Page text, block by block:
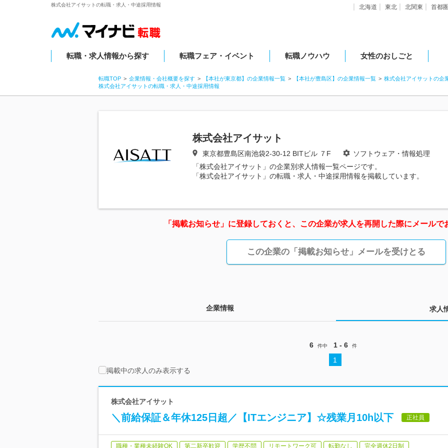
株式会社アイサットの転職・求人・中途採用情報 北海道 東北 北関東 首都
転職・求人情報から探す 転職フェア・イベント 転職ノウハウ 女性のおしごと
転職TOP 企業情報・会社概要を探す 【本社が東京都】の企業情報一覧 【本社が豊島区】の企業情報一覧
株式会社アイサットの企
株式会社アイサットの転職・求人・中途採用情報
株式会社アイサット
東京都豊島区南池袋2-30-12 BITビル ７F
ソフトウェア・情報処理
「株式会社アイサット」の企業別求人情報一覧ページです。
「株式会社アイサット」の転職・求人・中途採用情報を掲載しています。
「掲載お知らせ」に登録しておくと、この企業が求人を再開した際にメールで
この企業の「掲載お知らせ」メールを受けとる
企業情報 求人
6 件中 1 - 6 件
1
掲載中の求人のみ表示する
株式会社アイサット
＼前給保証＆年休125日超／【ITエンジニア】☆残業月10h以下 正社員
職種・業種未経験OK 第二新卒歓迎 学歴不問 リモートワーク可 転勤なし 完全週休2日制